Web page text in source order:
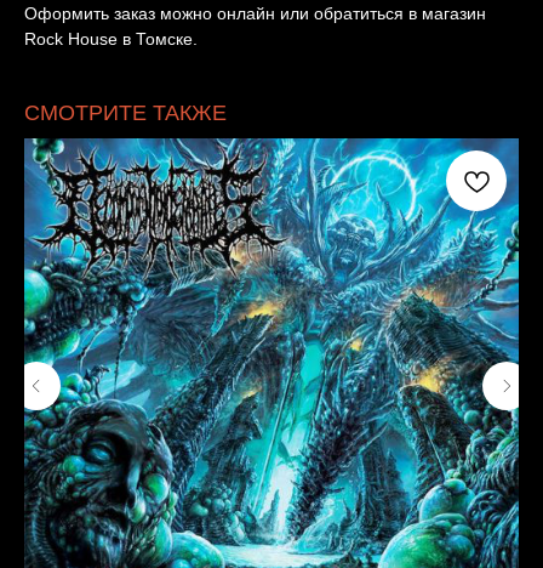
Оформить заказ можно онлайн или обратиться в магазин
Rock House в Томске.
СМОТРИТЕ ТАКЖЕ